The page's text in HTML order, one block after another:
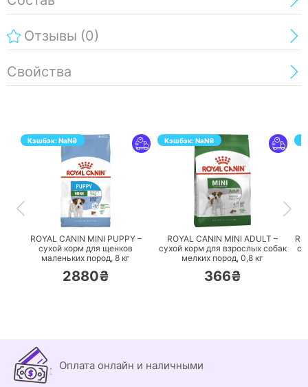
Отзывы (0)
Свойства
Кэшбэк:NaN₴
ПЕРЕЙТИ
ROYAL CANIN MINI PUPPY –
сухой корм для щенков
маленьких пород, 8 кг
2880₴
Кэшбэк:NaN₴
ПЕРЕЙТИ
ROYAL CANIN MINI ADULT –
сухой корм для взрослых собак
мелких пород, 0,8 кг
366₴
Оплата онлайн и наличными